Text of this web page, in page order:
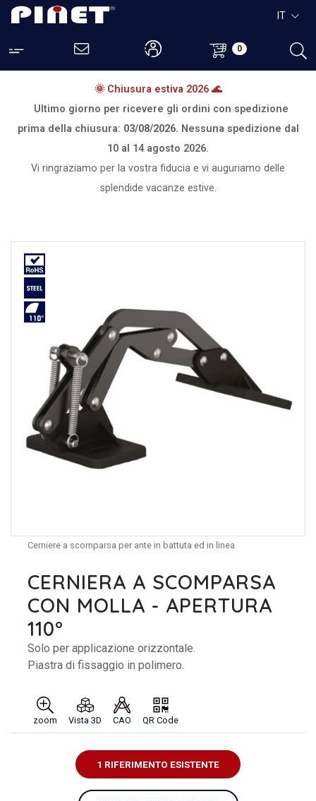
0
IT
🌞 Chiusura estiva 2026 🌊
Ultimo giorno per ricevere gli ordini con spedizione
prima della chiusura: 03/08/2026. Nessuna spedizione dal
10 al 14 agosto 2026.
Vi ringraziamo per la vostra fiducia e vi auguriamo delle
splendide vacanze estive.
Cerniere a scomparsa per ante in battuta ed in linea
CERNIERA A SCOMPARSA
CON MOLLA - APERTURA
110°
Solo per applicazione orizzontale.
Piastra di fissaggio in polimero.
zoom Vista 3D CAO QR Code
1 RIFERIMENTO ESISTENTE